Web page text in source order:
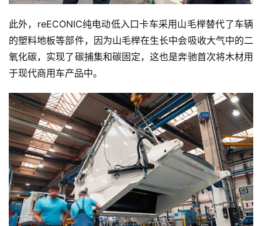
此外，reECONIC纯电动低入口卡车采用山毛榉替代了车辆
的塑料地板等部件，因为山毛榉在生长中会吸收大气中的二
氧化碳，实现了碳捕集和碳固定，这也是奔驰首次将木材用
于现代商用车产品中。